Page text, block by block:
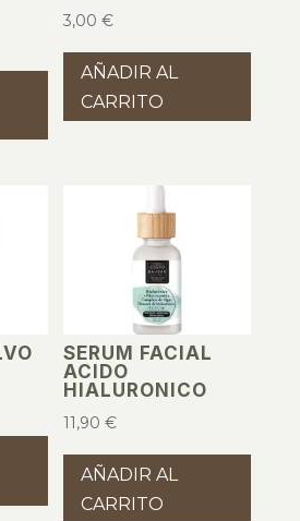
3,00€
AÑADIR AL
CARRITO
SERUM FACIAL
ACIDO
HIALURONICO
11,90€
AÑADIR AL
CARRITO